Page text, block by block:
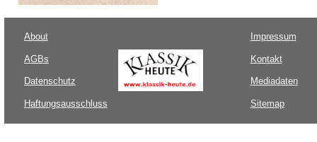
About
AGBs
Datenschutz
Haftungsausschluss
Impressum
Kontakt
Mediadaten
Sitemap